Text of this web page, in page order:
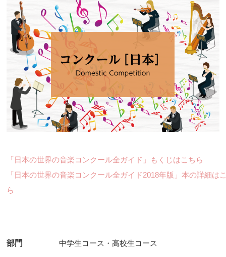
「日本の世界の音楽コンクール全ガイド」もくじはこちら
「日本の世界の音楽コンクール全ガイド2018年版」本の詳細は
ら
部門